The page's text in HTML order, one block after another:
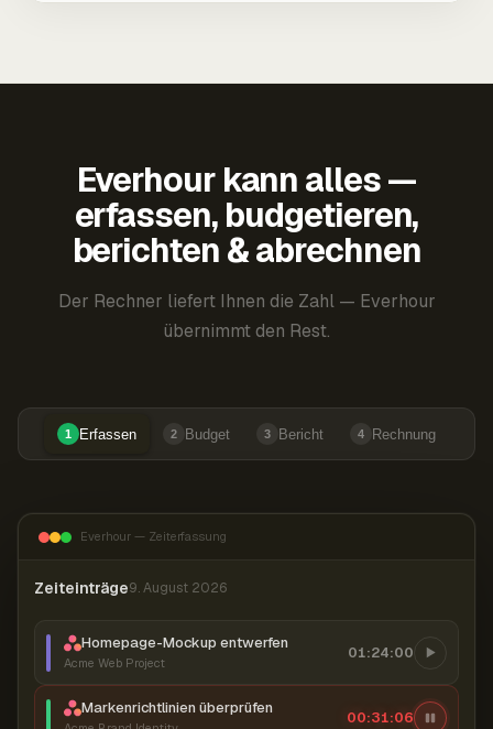
Everhour kann alles —
erfassen, budgetieren,
berichten & abrechnen
Der Rechner liefert Ihnen die Zahl — Everhour
übernimmt den Rest.
1 Erfassen 2 Budget 3 Bericht 4 Rechnung
Everhour — Zeiterfassung
Zeiteinträge9. August 2026
Homepage-Mockup entwerfen
Acme Web Project
01:24:00
Markenrichtlinien überprüfen 00:31:07